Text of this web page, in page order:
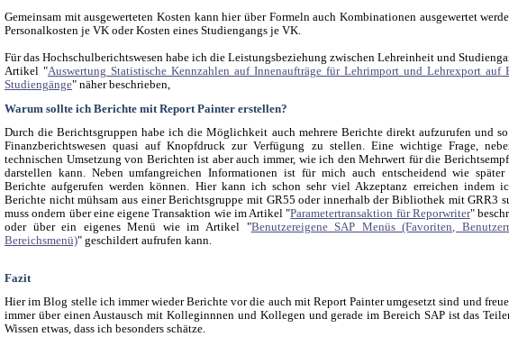
Gemeinsam mit ausgewerteten Kosten kann hier über Formeln auch Kombinationen ausgewertet
Personalkosten je VK oder Kosten eines Studiengangs je VK.
Für das Hochschulberichtswesen habe ich die Leistungsbeziehung zwischen Lehreinheit und
Artikel "Auswertung Statistische Kennzahlen auf Innenaufträge für Lehrimport und Lehrexport auf
Studiengänge" näher beschrieben,
Warum sollte ich Berichte mit Report Painter erstellen?
Durch die Berichtsgruppen habe ich die Möglichkeit auch mehrere Berichte direkt aufzurufen und
Finanzberichtswesen quasi auf Knopfdruck zur Verfügung zu stellen. Eine wichtige Frage,
technischen Umsetzung von Berichten ist aber auch immer, wie ich den Mehrwert für die
darstellen kann. Neben umfangreichen Informationen ist für mich auch entscheidend wie später
Berichte aufgerufen werden können. Hier kann ich schon sehr viel Akzeptanz erreichen indem
Berichte nicht mühsam aus einer Berichtsgruppe mit GR55 oder innerhalb der Bibliothek mit GRR3
muss ondern über eine eigene Transaktion wie im Artikel "Parametertransaktion für Reporwriter"
oder über ein eigenes Menü wie im Artikel "Benutzereigene SAP Menüs (Favoriten,
Bereichsmenü)" geschildert aufrufen kann.
Fazit
Hier im Blog stelle ich immer wieder Berichte vor die auch mit Report Painter umgesetzt sind und
immer über einen Austausch mit Kolleginnnen und Kollegen und gerade im Bereich SAP ist das
Wissen etwas, dass ich besonders schätze.